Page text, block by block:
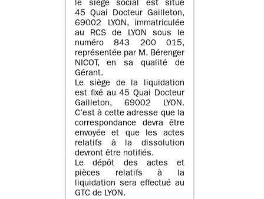
le siège social est situé
45 Quai Docteur Gailleton,
69002 LYON, immatriculée
au RCS de LYON sous le
numéro 843 200 015,
représentée par M. Bérenger
NICOT, en sa qualité de
Gérant.
Le siège de la liquidation
est fixé au45 Quai Docteur
Gailleton, 69002 LYON.
C’est à cette adresse que la
correspondance devra être
envoyée et que les actes
relatifs à la dissolution
devront être notifiés.
Le dépôt des actes et
pièces relatifs à la
liquidation sera effectué au
GTC de LYON.